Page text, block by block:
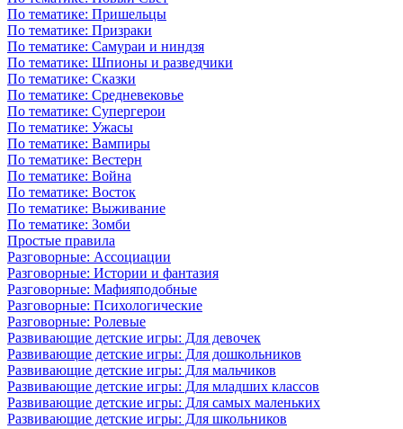
По тематике: Пришельцы
По тематике: Призраки
По тематике: Самураи и ниндзя
По тематике: Шпионы и разведчики
По тематике: Сказки
По тематике: Средневековье
По тематике: Супергерои
По тематике: Ужасы
По тематике: Вампиры
По тематике: Вестерн
По тематике: Война
По тематике: Восток
По тематике: Выживание
По тематике: Зомби
Простые правила
Разговорные: Ассоциации
Разговорные: Истории и фантазия
Разговорные: Мафияподобные
Разговорные: Психологические
Разговорные: Ролевые
Развивающие детские игры: Для девочек
Развивающие детские игры: Для дошкольников
Развивающие детские игры: Для мальчиков
Развивающие детские игры: Для младших классов
Развивающие детские игры: Для самых маленьких
Развивающие детские игры: Для школьников